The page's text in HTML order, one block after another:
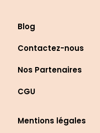
Blog
Contactez-nous
Nos Partenaires
CGU
Mentions légales